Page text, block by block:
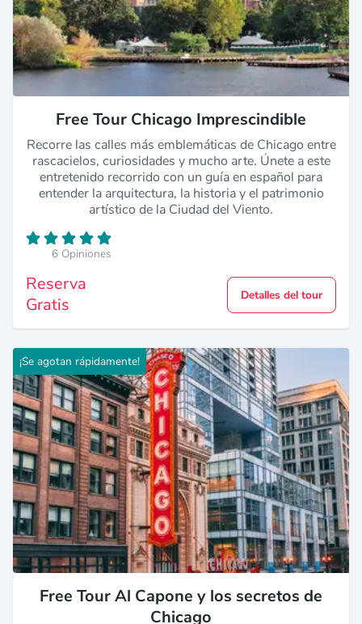
Free Tour Chicago Imprescindible
Recorre las calles más emblemáticas de Chicago entre
rascacielos, curiosidades y mucho arte. Únete a este
entretenido recorrido con un guía en español para
entender la arquitectura, la historia y el patrimonio
artístico de la Ciudad del Viento.
6 Opiniones
Reserva
Gratis
Detalles del tour
¡Se agotan rápidamente!
Free Tour Al Capone y los secretos de
Chicago